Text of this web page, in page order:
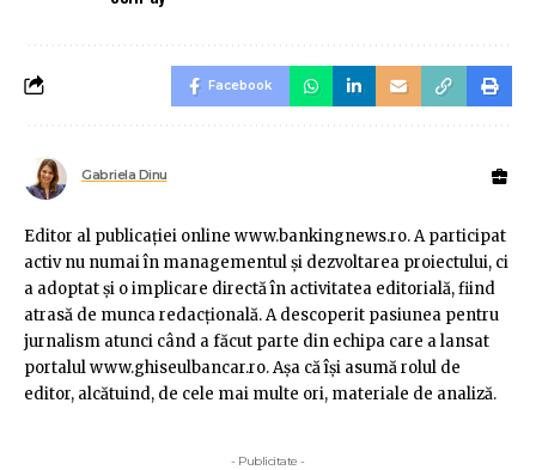
Facebook
Gabriela Dinu
Editor al publicaţiei online www.bankingnews.ro. A participat
activ nu numai în managementul şi dezvoltarea proiectului, ci
a adoptat şi o implicare directă în activitatea editorială, fiind
atrasă de munca redacţională. A descoperit pasiunea pentru
jurnalism atunci când a făcut parte din echipa care a lansat
portalul www.ghiseulbancar.ro. Așa că îşi asumă rolul de
editor, alcătuind, de cele mai multe ori, materiale de analiză.
- Publicitate -